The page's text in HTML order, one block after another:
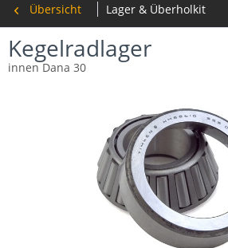
Übersicht Lager & Überholkit
Kegelradlager
innen Dana 30